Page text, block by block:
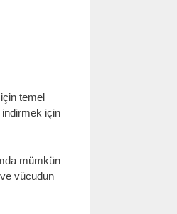
temel
indirmek için
mümkün
vücudun